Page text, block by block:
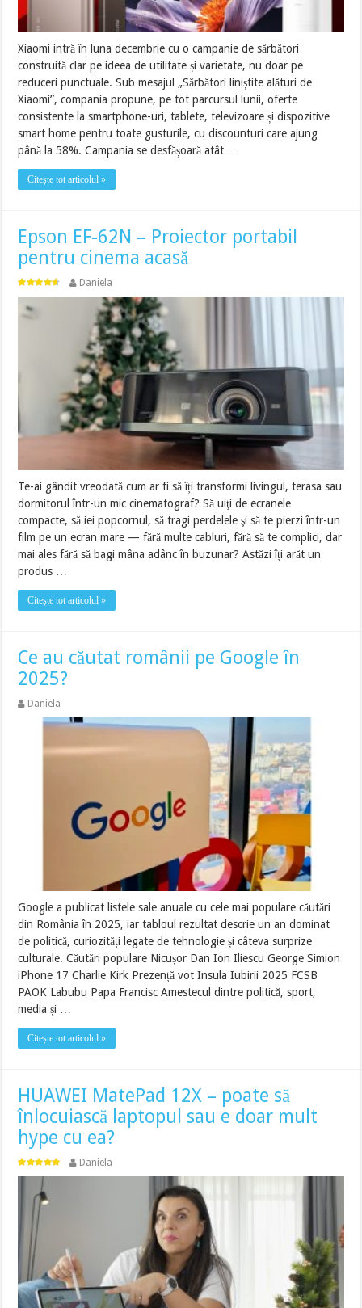
Xiaomi intră în luna decembrie cu o campanie de sărbători
construită clar pe ideea de utilitate și varietate, nu doar pe
reduceri punctuale. Sub mesajul „Sărbători liniștite alături de
Xiaomi”, compania propune, pe tot parcursul lunii, oferte
consistente la smartphone-uri, tablete, televizoare și dispozitive
smart home pentru toate gusturile, cu discounturi care ajung
până la 58%. Campania se desfășoară atât …
Citește tot articolul »
Epson EF-62N – Proiector portabil
pentru cinema acasă
Daniela
Te-ai gândit vreodată cum ar fi să îți transformi livingul, terasa sau
dormitorul într-un mic cinematograf? Să uiţi de ecranele
compacte, să iei popcornul, să tragi perdelele şi să te pierzi într-un
film pe un ecran mare — fără multe cabluri, fără să te complici, dar
mai ales fără să bagi mâna adânc în buzunar? Astăzi îți arăt un
produs …
Citește tot articolul »
Ce au căutat românii pe Google în
2025?
Daniela
Google a publicat listele sale anuale cu cele mai populare căutări
din România în 2025, iar tabloul rezultat descrie un an dominat
de politică, curiozități legate de tehnologie și câteva surprize
culturale. Căutări populare Nicușor Dan Ion Iliescu George Simion
iPhone 17 Charlie Kirk Prezență vot Insula Iubirii 2025 FCSB
PAOK Labubu Papa Francisc Amestecul dintre politică, sport,
media și …
Citește tot articolul »
HUAWEI MatePad 12X – poate să
înlocuiască laptopul sau e doar mult
hype cu ea?
Daniela